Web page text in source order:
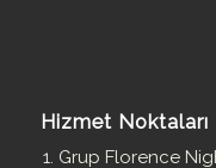
Hizmet Noktaları
Grup Florence